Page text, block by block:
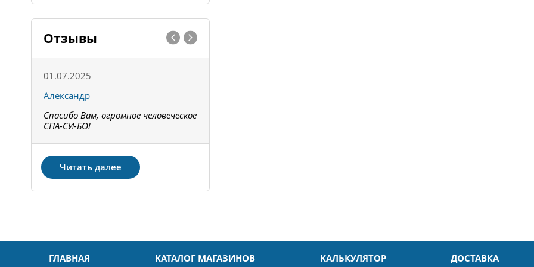
Отзывы
01.07.2025
Александр
Спасибо Вам, огромное человеческое
СПА-СИ-БО!
Читать далее
ГЛАВНАЯ КАТАЛОГ МАГАЗИНОВ КАЛЬКУЛЯТОР ДОСТАВКА